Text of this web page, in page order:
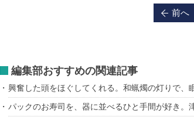
前へ
編集部おすすめの関連記事
興奮した頭をほぐしてくれる。和蝋燭の灯りで、
パックのお寿司を、器に並べるひと手間が好き。